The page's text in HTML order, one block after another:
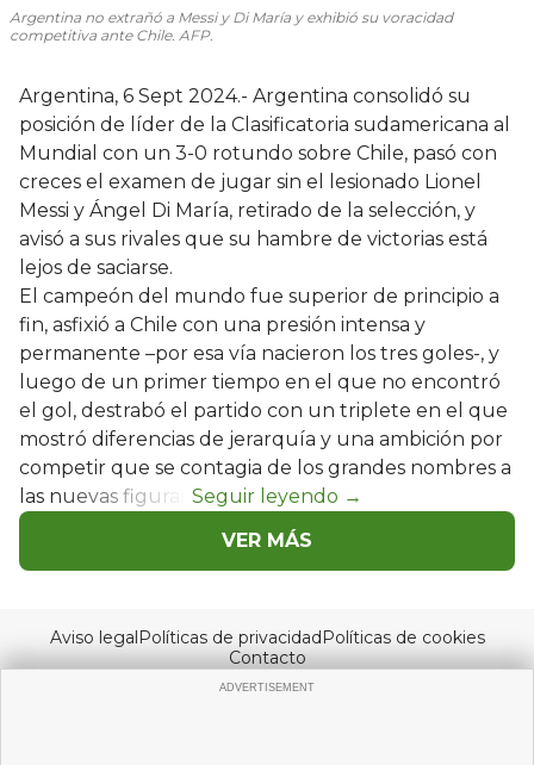
Argentina no extrañó a Messi y Di María y exhibió su voracidad
competitiva ante Chile. AFP.
Argentina, 6 Sept 2024.- Argentina consolidó su
posición de líder de la Clasificatoria sudamericana al
Mundial con un 3-0 rotundo sobre Chile, pasó con
creces el examen de jugar sin el lesionado Lionel
Messi y Ángel Di María, retirado de la selección, y
avisó a sus rivales que su hambre de victorias está
lejos de saciarse.
El campeón del mundo fue superior de principio a
fin, asfixió a Chile con una presión intensa y
permanente –por esa vía nacieron los tres goles-, y
luego de un primer tiempo en el que no encontró
el gol, destrabó el partido con un triplete en el que
mostró diferencias de jerarquía y una ambición por
competir que se contagia de los grandes nombres a
las nuevas figuras.
VER MÁS
Aviso legalPolíticas de privacidadPolíticas de cookies
Contacto